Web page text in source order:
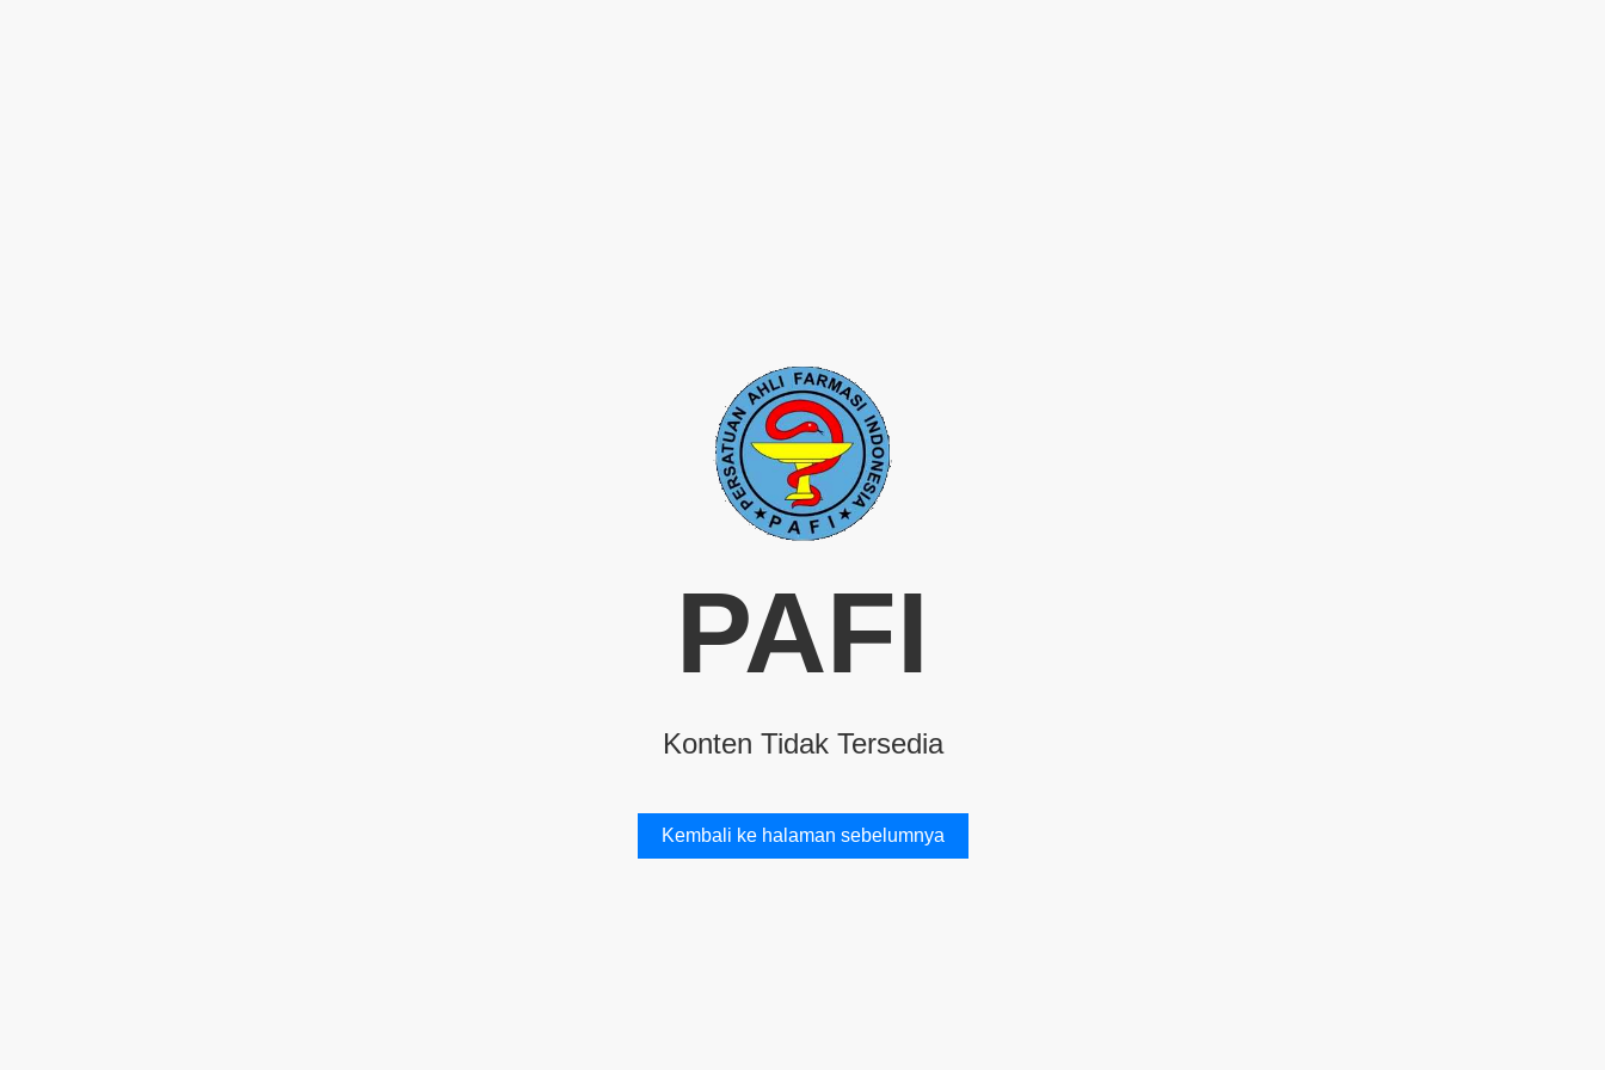
PAFI
Konten Tidak Tersedia
Kembali ke halaman sebelumnya